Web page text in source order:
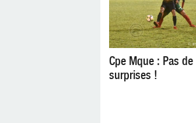
Cpe Mque : Pas de
surprises !